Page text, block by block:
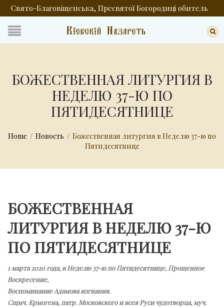
Свято-Благовіщенська, Пресвятої Богородиці обитель
БОЖЕСТВЕННАЯ ЛИТУРГИЯ В
НЕДЕЛЮ 37-Ю ПО
ПЯТИДЕСЯТНИЦЕ
Home / Новость / Божественная литургия в Неделю 37-ю по
Пятидесятнице
БОЖЕСТВЕННАЯ
ЛИТУРГИЯ В НЕДЕЛЮ 37-Ю
ПО ПЯТИДЕСЯТНИЦЕ
1 марта 2020 года, в Неделю 37-ю по Пятидесятнице, Прощенное
Воскресение,
Воспоминание Адамова изгнания.
Сщмч. Ермогена, патр. Московского и всея Руси чудотворца, муч.